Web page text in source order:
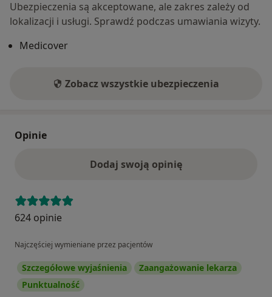
Ubezpieczenia są akceptowane, ale zakres zależy od
lokalizacji i usługi. Sprawdź podczas umawiania wizyty.
Medicover
Zobacz wszystkie ubezpieczenia
Opinie
Dodaj swoją opinię
624 opinie
Najczęściej wymieniane przez pacjentów
Szczegółowe wyjaśnienia
Zaangażowanie lekarza
Punktualność